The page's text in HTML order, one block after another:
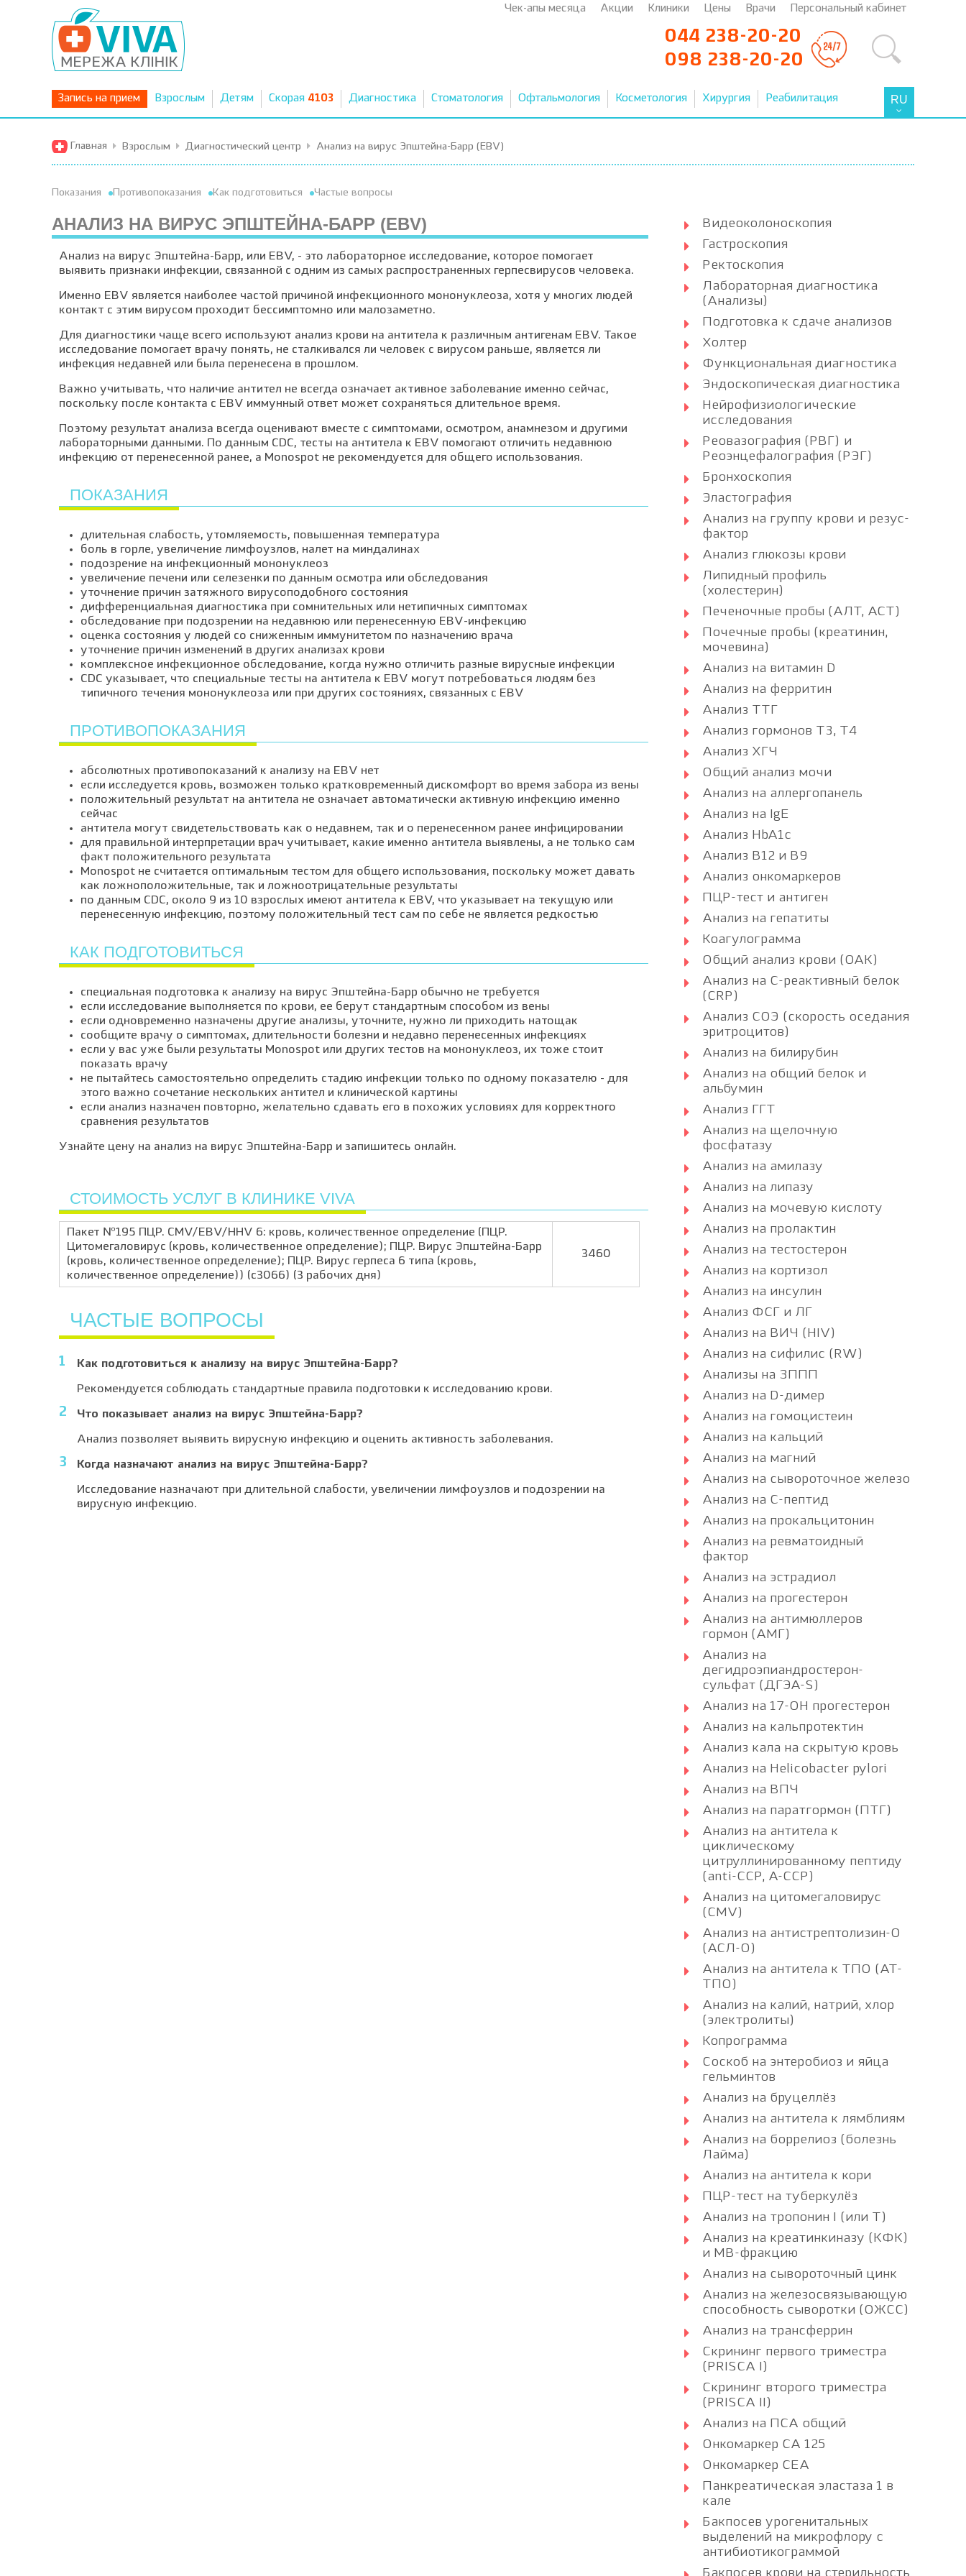
Чек-апы месяца Акции Клиники Цены Врачи Персональный кабинет
044 238-20-20
098 238-20-20
Запись на прием Взрослым Детям Скорая 4103 Диагностика Стоматология Офтальмология Косметология Хирургия Реабилитация RU
Главная Взрослым Диагностический центр Анализ на вирус Эпштейна-Барр (EBV)
Показания Противопоказания Как подготовиться Частые вопросы
АНАЛИЗ НА ВИРУС ЭПШТЕЙНА-БАРР (EBV)
Анализ на вирус Эпштейна-Барр, или EBV, - это лабораторное исследование, которое помогает
выявить признаки инфекции, связанной с одним из самых распространенных герпесвирусов человека.
Именно EBV является наиболее частой причиной инфекционного мононуклеоза, хотя у многих людей
контакт с этим вирусом проходит бессимптомно или малозаметно.
Для диагностики чаще всего используют анализ крови на антитела к различным антигенам EBV. Такое
исследование помогает врачу понять, не сталкивался ли человек с вирусом раньше, является ли
инфекция недавней или была перенесена в прошлом.
Важно учитывать, что наличие антител не всегда означает активное заболевание именно сейчас,
поскольку после контакта с EBV иммунный ответ может сохраняться длительное время.
Поэтому результат анализа всегда оценивают вместе с симптомами, осмотром, анамнезом и другими
лабораторными данными. По данным CDC, тесты на антитела к EBV помогают отличить недавнюю
инфекцию от перенесенной ранее, а Monospot не рекомендуется для общего использования.
ПОКАЗАНИЯ
длительная слабость, утомляемость, повышенная температура
боль в горле, увеличение лимфоузлов, налет на миндалинах
подозрение на инфекционный мононуклеоз
увеличение печени или селезенки по данным осмотра или обследования
уточнение причин затяжного вирусоподобного состояния
дифференциальная диагностика при сомнительных или нетипичных симптомах
обследование при подозрении на недавнюю или перенесенную EBV-инфекцию
оценка состояния у людей со сниженным иммунитетом по назначению врача
уточнение причин изменений в других анализах крови
комплексное инфекционное обследование, когда нужно отличить разные вирусные инфекции
CDC указывает, что специальные тесты на антитела к EBV могут потребоваться людям без
типичного течения мононуклеоза или при других состояниях, связанных с EBV
ПРОТИВОПОКАЗАНИЯ
абсолютных противопоказаний к анализу на EBV нет
если исследуется кровь, возможен только кратковременный дискомфорт во время забора из вены
положительный результат на антитела не означает автоматически активную инфекцию именно
сейчас
антитела могут свидетельствовать как о недавнем, так и о перенесенном ранее инфицировании
для правильной интерпретации врач учитывает, какие именно антитела выявлены, а не только сам
факт положительного результата
Monospot не считается оптимальным тестом для общего использования, поскольку может давать
как ложноположительные, так и ложноотрицательные результаты
по данным CDC, около 9 из 10 взрослых имеют антитела к EBV, что указывает на текущую или
перенесенную инфекцию, поэтому положительный тест сам по себе не является редкостью
КАК ПОДГОТОВИТЬСЯ
специальная подготовка к анализу на вирус Эпштейна-Барр обычно не требуется
если исследование выполняется по крови, ее берут стандартным способом из вены
если одновременно назначены другие анализы, уточните, нужно ли приходить натощак
сообщите врачу о симптомах, длительности болезни и недавно перенесенных инфекциях
если у вас уже были результаты Monospot или других тестов на мононуклеоз, их тоже стоит
показать врачу
не пытайтесь самостоятельно определить стадию инфекции только по одному показателю - для
этого важно сочетание нескольких антител и клинической картины
если анализ назначен повторно, желательно сдавать его в похожих условиях для корректного
сравнения результатов
Узнайте цену на анализ на вирус Эпштейна-Барр и запишитесь онлайн.
СТОИМОСТЬ УСЛУГ В КЛИНИКЕ VIVA
Пакет №195 ПЦР. CMV/EBV/HHV 6: кровь, количественное определение (ПЦР.
Цитомегаловирус (кровь, количественное определение); ПЦР. Вирус Эпштейна-Барр
(кровь, количественное определение); ПЦР. Вирус герпеса 6 типа (кровь,
количественное определение)) (с3066) (3 рабочих дня)
3460
ЧАСТЫЕ ВОПРОСЫ
Как подготовиться к анализу на вирус Эпштейна-Барр?
Рекомендуется соблюдать стандартные правила подготовки к исследованию крови.
Что показывает анализ на вирус Эпштейна-Барр?
Анализ позволяет выявить вирусную инфекцию и оценить активность заболевания.
Когда назначают анализ на вирус Эпштейна-Барр?
Исследование назначают при длительной слабости, увеличении лимфоузлов и подозрении на
вирусную инфекцию.
Видеоколоноскопия
Гастроскопия
Ректоскопия
Лабораторная диагностика
(Анализы)
Подготовка к сдаче анализов
Холтер
Функциональная диагностика
Эндоскопическая диагностика
Нейрофизиологические
исследования
Реовазография (РВГ) и
Реоэнцефалография (РЭГ)
Бронхоскопия
Эластография
Анализ на группу крови и резус-
фактор
Анализ глюкозы крови
Липидный профиль
(холестерин)
Печеночные пробы (АЛТ, АСТ)
Почечные пробы (креатинин,
мочевина)
Анализ на витамин D
Анализ на ферритин
Анализ ТТГ
Анализ гормонов Т3, Т4
Анализ ХГЧ
Общий анализ мочи
Анализ на аллергопанель
Анализ на IgE
Анализ HbA1c
Анализ B12 и B9
Анализ онкомаркеров
ПЦР-тест и антиген
Анализ на гепатиты
Коагулограмма
Общий анализ крови (ОАК)
Анализ на С-реактивный белок
(CRP)
Анализ СОЭ (скорость оседания
эритроцитов)
Анализ на билирубин
Анализ на общий белок и
альбумин
Анализ ГГТ
Анализ на щелочную
фосфатазу
Анализ на амилазу
Анализ на липазу
Анализ на мочевую кислоту
Анализ на пролактин
Анализ на тестостерон
Анализ на кортизол
Анализ на инсулин
Анализ ФСГ и ЛГ
Анализ на ВИЧ (HIV)
Анализ на сифилис (RW)
Анализы на ЗППП
Анализ на D-димер
Анализ на гомоцистеин
Анализ на кальций
Анализ на магний
Анализ на сывороточное железо
Анализ на С-пептид
Анализ на прокальцитонин
Анализ на ревматоидный
фактор
Анализ на эстрадиол
Анализ на прогестерон
Анализ на антимюллеров
гормон (АМГ)
Анализ на
дегидроэпиандростерон-
сульфат (ДГЭА-S)
Анализ на 17-ОН прогестерон
Анализ на кальпротектин
Анализ кала на скрытую кровь
Анализ на Helicobacter pylori
Анализ на ВПЧ
Анализ на паратгормон (ПТГ)
Анализ на антитела к
циклическому
цитруллинированному пептиду
(anti-CCP, A-CCP)
Анализ на цитомегаловирус
(CMV)
Анализ на антистрептолизин-О
(АСЛ-О)
Анализ на антитела к ТПО (АТ-
ТПО)
Анализ на калий, натрий, хлор
(электролиты)
Копрограмма
Соскоб на энтеробиоз и яйца
гельминтов
Анализ на бруцеллёз
Анализ на антитела к лямблиям
Анализ на боррелиоз (болезнь
Лайма)
Анализ на антитела к кори
ПЦР-тест на туберкулёз
Анализ на тропонин I (или Т)
Анализ на креатинкиназу (КФК)
и МВ-фракцию
Анализ на сывороточный цинк
Анализ на железосвязывающую
способность сыворотки (ОЖСС)
Анализ на трансферрин
Скрининг первого триместра
(PRISCA I)
Скрининг второго триместра
(PRISCA II)
Анализ на ПСА общий
Онкомаркер CA 125
Онкомаркер CEA
Панкреатическая эластаза 1 в
кале
Бакпосев урогенитальных
выделений на микрофлору с
антибиотикограммой
Бакпосев крови на стерильность